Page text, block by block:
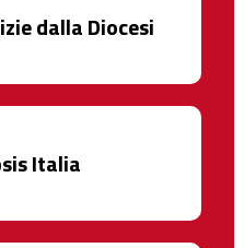
dalla Diocesi
Italia